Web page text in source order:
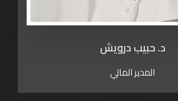
د. حبيب درويش
المدير المالي